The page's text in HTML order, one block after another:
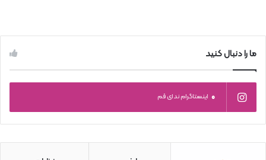
ما را دنبال کنید
0 اینستاگرام ندای قم